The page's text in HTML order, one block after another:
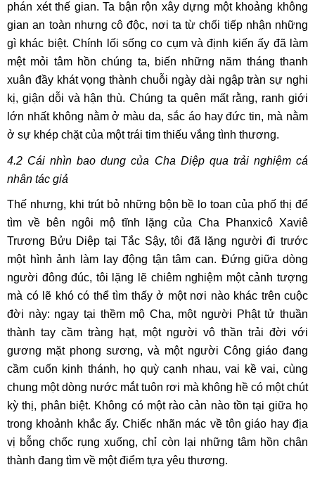
phán xét thế gian. Ta bận rộn xây dựng một khoảng không
gian an toàn nhưng cô độc, nơi ta từ chối tiếp nhận những
gì khác biệt. Chính lối sống co cụm và định kiến ấy đã làm
mệt mỏi tâm hồn chúng ta, biến những năm tháng thanh
xuân đầy khát vọng thành chuỗi ngày dài ngập tràn sự nghi
kị, giận dỗi và hận thù. Chúng ta quên mất rằng, ranh giới
lớn nhất không nằm ở màu da, sắc áo hay đức tin, mà nằm
ở sự khép chặt của một trái tim thiếu vắng tình thương.
​​4.2 Cái nhìn bao dung của Cha Diệp qua trải nghiệm cá
nhân tác giả
Thế nhưng, khi trút bỏ những bộn bề lo toan của phố thị để
tìm về bên ngôi mộ tĩnh lặng của Cha Phanxicô Xaviê
Trương Bửu Diệp tại Tắc Sậy, tôi đã lặng người đi trước
một hình ảnh làm lay động tận tâm can. Đứng giữa dòng
người đông đúc, tôi lặng lẽ chiêm nghiệm một cảnh tượng
mà có lẽ khó có thể tìm thấy ở một nơi nào khác trên cuộc
đời này: ngay tại thềm mộ Cha, một người Phật tử thuần
thành tay cầm tràng hạt, một người vô thần trải đời với
gương mặt phong sương, và một người Công giáo đang
cầm cuốn kinh thánh, họ quỳ cạnh nhau, vai kề vai, cùng
chung một dòng nước mắt tuôn rơi mà không hề có một chút
kỳ thị, phân biệt. Không có một rào cản nào tồn tại giữa họ
trong khoảnh khắc ấy. Chiếc nhãn mác về tôn giáo hay địa
vị bỗng chốc rụng xuống, chỉ còn lại những tâm hồn chân
thành đang tìm về một điểm tựa yêu thương.